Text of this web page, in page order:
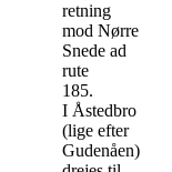
retning
mod Nørre
Snede ad
rute
I Åstedbro
(lige efter
Gudenåen)